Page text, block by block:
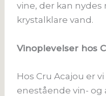
vine, der kan
krystalklare vand.
Vinoplevelser hos
Hos Cru Acajou er
enestående vin- og